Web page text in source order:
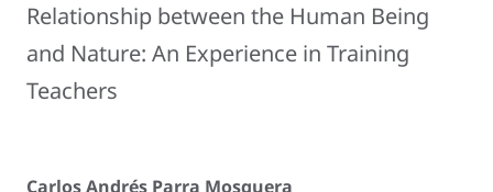
Relationship between the Human Being
and Nature: An Experience in Training
Teachers
Carlos Andrés Parra Mosquera